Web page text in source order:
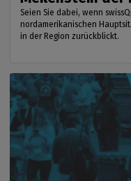
Seien Sie dabei, wenn
nordamerikanischen
in der Region zurückblickt.